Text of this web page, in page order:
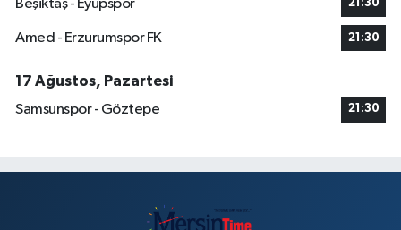
Beşiktaş - Eyüpspor 21:30
Amed - Erzurumspor FK 21:30
17 Ağustos, Pazartesi
Samsunspor - Göztepe
21:30